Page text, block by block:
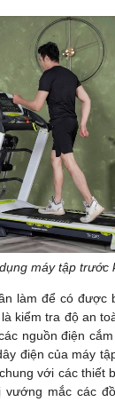
máy tập trước
làm để có được
kiểm tra độ an
nguồn điện
điện của máy
với các thiết
vướng mắc các